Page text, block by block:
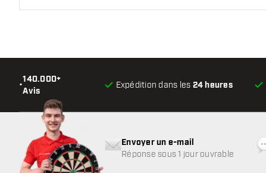
•
140.000+
Avis
Expédition dans les 24 heures
Envoyer un e-mail
Réponse sous 1 jour ouvrable